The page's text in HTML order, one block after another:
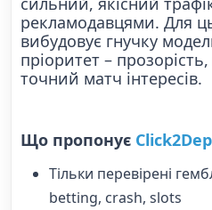
рекламодавцями. Для
вибудовує гнучку
пріоритет –
точний матч інтересів.
Що пропонує Click2Dep
Тільки перевірені
betting, crash, slots